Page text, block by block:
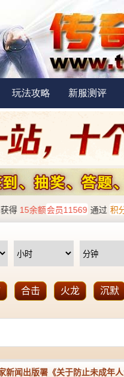
玩法攻略 新服测评